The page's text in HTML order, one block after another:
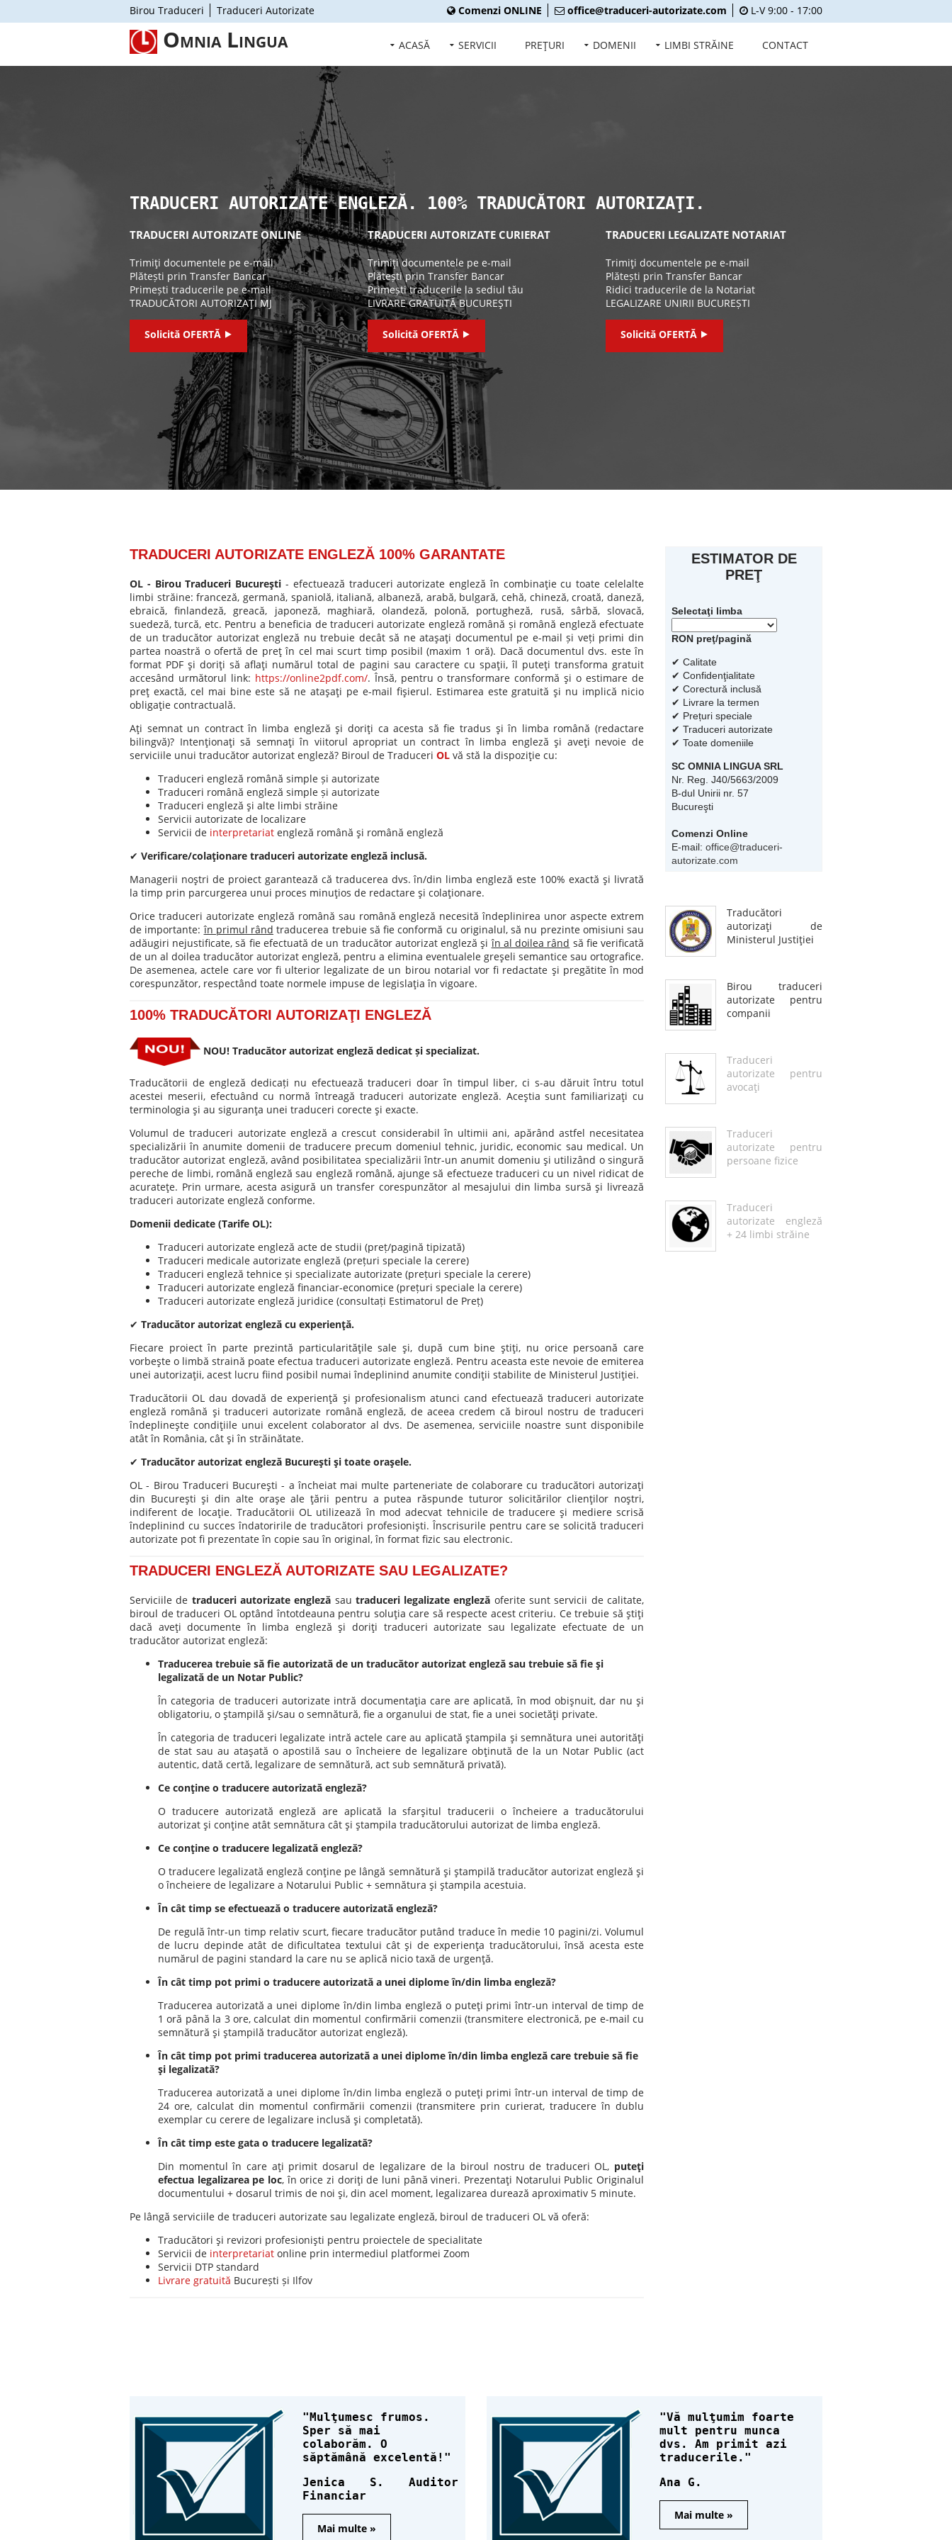
Birou Traduceri Traduceri Autorizate Comenzi ONLINE office@traduceri-autorizate.com L-V 9:00 - 17:00
Omnia Lingua ACASĂ SERVICII PREŢURI DOMENII LIMBI STRĂINE CONTACT
TRADUCERI AUTORIZATE ENGLEZĂ. 100% TRADUCĂTORI AUTORIZAŢI.
TRADUCERI AUTORIZATE ONLINE
Trimiţi documentele pe e-mail
Plătești prin Transfer Bancar
Primești traducerile pe e-mail
TRADUCĂTORI AUTORIZAŢI MJ
Solicită OFERTĂ ⯈
TRADUCERI AUTORIZATE CURIERAT
Trimiţi documentele pe e-mail
Plătești prin Transfer Bancar
Primești traducerile la sediul tău
LIVRARE GRATUITĂ BUCUREŞTI
Solicită OFERTĂ ⯈
TRADUCERI LEGALIZATE NOTARIAT
Trimiţi documentele pe e-mail
Plătești prin Transfer Bancar
Ridici traducerile de la Notariat
LEGALIZARE UNIRII BUCUREȘTI
Solicită OFERTĂ ⯈
TRADUCERI AUTORIZATE ENGLEZĂ 100% GARANTATE
OL - Birou Traduceri Bucureşti - efectuează traduceri autorizate engleză în combinaţie cu toate celelalte
limbi străine: franceză, germană, spaniolă, italiană, albaneză, arabă, bulgară, cehă, chineză, croată, daneză,
ebraică, finlandeză, greacă, japoneză, maghiară, olandeză, polonă, portugheză, rusă, sârbă, slovacă,
suedeză, turcă, etc. Pentru a beneficia de traduceri autorizate engleză română și română engleză efectuate
de un traducător autorizat engleză nu trebuie decât să ne ataşaţi documentul pe e-mail și veți primi din
partea noastră o ofertă de preţ în cel mai scurt timp posibil (maxim 1 oră). Dacă documentul dvs. este în
format PDF şi doriţi să aflaţi numărul total de pagini sau caractere cu spaţii, îl puteţi transforma gratuit
accesând următorul link: https://online2pdf.com/. Însă, pentru o transformare conformă şi o estimare de
preţ exactă, cel mai bine este să ne ataşaţi pe e-mail fişierul. Estimarea este gratuită şi nu implică nicio
obligaţie contractuală.
Aţi semnat un contract în limba engleză şi doriţi ca acesta să fie tradus şi în limba română (redactare
bilingvă)? Intenţionaţi să semnaţi în viitorul apropriat un contract în limba engleză şi aveţi nevoie de
serviciile unui traducător autorizat engleză? Biroul de Traduceri OL vă stă la dispoziţie cu:
Traduceri engleză română simple și autorizate
Traduceri română engleză simple și autorizate
Traduceri engleză şi alte limbi străine
Servicii autorizate de localizare
Servicii de interpretariat engleză română şi română engleză
✔ Verificare/colaţionare traduceri autorizate engleză inclusă.
Managerii noştri de proiect garantează că traducerea dvs. în/din limba engleză este 100% exactă şi livrată
la timp prin parcurgerea unui proces minuţios de redactare şi colaţionare.
Orice traduceri autorizate engleză română sau română engleză necesită îndeplinirea unor aspecte extrem
de importante:în primul rând traducerea trebuie să fie conformă cu originalul, să nu prezinte omisiuni sau
adăugiri nejustificate, să fie efectuată de un traducător autorizat engleză şiîn al doilea rând să fie verificată
de un al doilea traducător autorizat engleză, pentru a elimina eventualele greşeli semantice sau ortografice.
De asemenea, actele care vor fi ulterior legalizate de un birou notarial vor fi redactate şi pregătite în mod
corespunzător, respectând toate normele impuse de legislaţia în vigoare.
100% TRADUCĂTORI AUTORIZAŢI ENGLEZĂ
NOU! Traducător autorizat engleză dedicat și specializat.
Traducătorii de engleză dedicați nu efectuează traduceri doar în timpul liber, ci s-au dăruit întru totul
acestei meserii, efectuând cu normă întreagă traduceri autorizate engleză. Aceştia sunt familiarizaţi cu
terminologia şi au siguranţa unei traduceri corecte şi exacte.
Volumul de traduceri autorizate engleză a crescut considerabil în ultimii ani, apărând astfel necesitatea
specializării în anumite domenii de traducere precum domeniul tehnic, juridic, economic sau medical. Un
traducător autorizat engleză, având posibilitatea specializării într-un anumit domeniu şi utilizând o singură
pereche de limbi, română engleză sau engleză română, ajunge să efectueze traduceri cu un nivel ridicat de
acurateţe. Prin urmare, acesta asigură un transfer corespunzător al mesajului din limba sursă şi livrează
traduceri autorizate engleză conforme.
Domenii dedicate (Tarife OL):
Traduceri autorizate engleză acte de studii (preț/pagină tipizată)
Traduceri medicale autorizate engleză (prețuri speciale la cerere)
Traduceri engleză tehnice și specializate autorizate (prețuri speciale la cerere)
Traduceri autorizate engleză financiar-economice (prețuri speciale la cerere)
Traduceri autorizate engleză juridice (consultați Estimatorul de Preț)
✔ Traducător autorizat engleză cu experienţă.
Fiecare proiect în parte prezintă particularităţile sale şi, după cum bine ştiţi, nu orice persoană care
vorbeşte o limbă straină poate efectua traduceri autorizate engleză. Pentru aceasta este nevoie de emiterea
unei autorizaţii, acest lucru fiind posibil numai îndeplinind anumite condiţii stabilite de Ministerul Justiţiei.
Traducătorii OL dau dovadă de experienţă şi profesionalism atunci cand efectuează traduceri autorizate
engleză română şi traduceri autorizate română engleză, de aceea credem că biroul nostru de traduceri
îndeplineşte condiţiile unui excelent colaborator al dvs. De asemenea, serviciile noastre sunt disponibile
atât în România, cât şi în străinătate.
✔ Traducător autorizat engleză Bucureşti şi toate oraşele.
OL - Birou Traduceri Bucureşti - a încheiat mai multe parteneriate de colaborare cu traducători autorizaţi
din Bucureşti şi din alte oraşe ale ţării pentru a putea răspunde tuturor solicitărilor clienţilor noştri,
indiferent de locaţie. Traducătorii OL utilizează în mod adecvat tehnicile de traducere şi mediere scrisă
îndeplinind cu succes îndatoririle de traducători profesionişti. Înscrisurile pentru care se solicită traduceri
autorizate pot fi prezentate în copie sau în original, în format fizic sau electronic.
TRADUCERI ENGLEZĂ AUTORIZATE SAU LEGALIZATE?
Serviciile de traduceri autorizate engleză sau traduceri legalizate engleză oferite sunt servicii de calitate,
biroul de traduceri OL optând întotdeauna pentru soluţia care să respecte acest criteriu. Ce trebuie să ştiţi
dacă aveţi documente în limba engleză şi doriţi traduceri autorizate sau legalizate efectuate de un
traducător autorizat engleză:
Traducerea trebuie să fie autorizată de un traducător autorizat engleză sau trebuie să fie şi
legalizată de un Notar Public?
În categoria de traduceri autorizate intră documentaţia care are aplicată, în mod obişnuit, dar nu şi
obligatoriu, o ştampilă şi/sau o semnătură, fie a organului de stat, fie a unei societăţi private.
În categoria de traduceri legalizate intră actele care au aplicată ştampila şi semnătura unei autorităţi
de stat sau au ataşată o apostilă sau o încheiere de legalizare obţinută de la un Notar Public (act
autentic, dată certă, legalizare de semnătură, act sub semnătură privată).
Ce conţine o traducere autorizată engleză?
O traducere autorizată engleză are aplicată la sfarşitul traducerii o încheiere a traducătorului
autorizat şi conţine atât semnătura cât şi ştampila traducătorului autorizat de limba engleză.
Ce conţine o traducere legalizată engleză?
O traducere legalizată engleză conţine pe lângă semnătură şi ştampilă traducător autorizat engleză şi
o încheiere de legalizare a Notarului Public + semnătura şi ştampila acestuia.
În cât timp se efectuează o traducere autorizată engleză?
De regulă într-un timp relativ scurt, fiecare traducător putând traduce în medie 10 pagini/zi. Volumul
de lucru depinde atât de dificultatea textului cât şi de experienţa traducătorului, însă acesta este
numărul de pagini standard la care nu se aplică nicio taxă de urgenţă.
În cât timp pot primi o traducere autorizată a unei diplome în/din limba engleză?
Traducerea autorizată a unei diplome în/din limba engleză o puteţi primi într-un interval de timp de
1 oră până la 3 ore, calculat din momentul confirmării comenzii (transmitere electronică, pe e-mail cu
semnătură şi ştampilă traducător autorizat engleză).
În cât timp pot primi traducerea autorizată a unei diplome în/din limba engleză care trebuie să fie
şi legalizată?
Traducerea autorizată a unei diplome în/din limba engleză o puteţi primi într-un interval de timp de
24 ore, calculat din momentul confirmării comenzii (transmitere prin curierat, traducere în dublu
exemplar cu cerere de legalizare inclusă şi completată).
În cât timp este gata o traducere legalizată?
Din momentul în care aţi primit dosarul de legalizare de la biroul nostru de traduceri OL, puteţi
efectua legalizarea pe loc, în orice zi doriţi de luni până vineri. Prezentaţi Notarului Public Originalul
documentului + dosarul trimis de noi şi, din acel moment, legalizarea durează aproximativ 5 minute.
Pe lângă serviciile de traduceri autorizate sau legalizate engleză, biroul de traduceri OL vă oferă:
Traducători şi revizori profesionişti pentru proiectele de specialitate
Servicii de interpretariat online prin intermediul platformei Zoom
Servicii DTP standard
Livrare gratuită București și Ilfov
ESTIMATOR DE
PREŢ
Selectaţi limba
RON preţ/pagină
✔ Calitate
✔ Confidenţialitate
✔ Corectură inclusă
✔ Livrare la termen
✔ Prețuri speciale
✔ Traduceri autorizate
✔ Toate domeniile
SC OMNIA LINGUA SRL
Nr. Reg. J40/5663/2009
B-dul Unirii nr. 57
Bucureşti
Comenzi Online
E-mail: office@traduceri-
autorizate.com
Traducători
autorizaţi de
Ministerul Justiţiei
Birou traduceri
autorizate pentru
companii
Traduceri
autorizate pentru
avocaţi
Traduceri
autorizate pentru
persoane fizice
Traduceri
autorizate engleză
+ 24 limbi străine
Mulţumesc frumos.
Sper să mai
colaborăm. O
săptămână excelentă!
Jenica S. Auditor
Financiar
Mai multe »
Vă mulţumim foarte
mult pentru munca
dvs. Am primit azi
traducerile.
Ana G.
Mai multe »